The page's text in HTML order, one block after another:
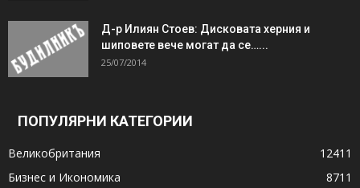
Д-р Илиян Стоев: Дисковата херния и
шиповете вече могат да се…...
25/07/2014
ПОПУЛЯРНИ КАТЕГОРИИ
Великобритания
12411
Бизнес и Икономика
8711